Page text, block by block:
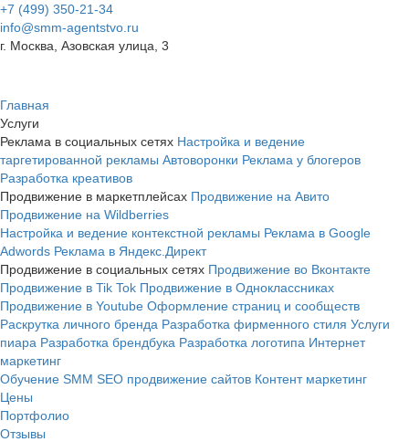
+7 (499) 350-21-34
info@smm-agentstvo.ru
г. Москва, Азовская улица, 3
Главная
Услуги
Реклама в социальных сетях Настройка и ведение
таргетированной рекламы Автоворонки Реклама у блогеров
Разработка креативов
Продвижение в маркетплейсах Продвижение на Авито
Продвижение на Wildberries
Настройка и ведение контекстной рекламы Реклама в Google
Adwords Реклама в Яндекс.Директ
Продвижение в социальных сетях Продвижение во Вконтакте
Продвижение в Tik Tok Продвижение в Одноклассниках
Продвижение в Youtube Оформление страниц и сообществ
Раскрутка личного бренда Разработка фирменного стиля Услуги
пиара Разработка брендбука Разработка логотипа Интернет
маркетинг
Обучение SMM SEO продвижение сайтов Контент маркетинг
Цены
Портфолио
Отзывы